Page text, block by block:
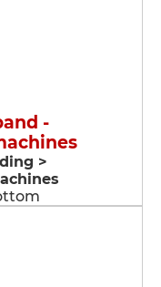
-
>